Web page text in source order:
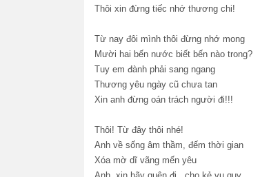
Thôi xin đừng tiếc nhớ thương chi!
Từ nay đôi mình thôi đừng nhớ mong
Mười hai bến nước biết bến nào trong?
Tuy em đành phải sang ngang
Thương yêu ngày cũ chưa tan
Xin anh đừng oán trách người đi!!!
Thôi! Từ đây thôi nhé!
Anh về sống âm thầm, đếm thời gian
Xóa mờ dĩ vãng mến yêu